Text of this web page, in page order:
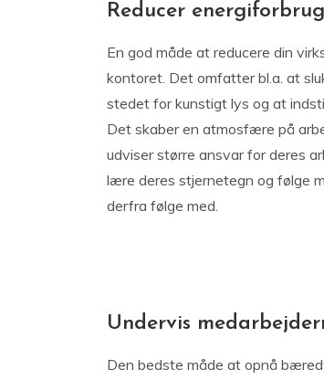
Reducer
En god måde at reducere din
kontoret. Det omfatter bl.a. at
stedet for kunstigt lys og at
Det skaber en atmosfære på
udviser større ansvar for deres
lære deres stjernetegn og følge
derfra følge med.
Undervis
Den bedste måde at opnå